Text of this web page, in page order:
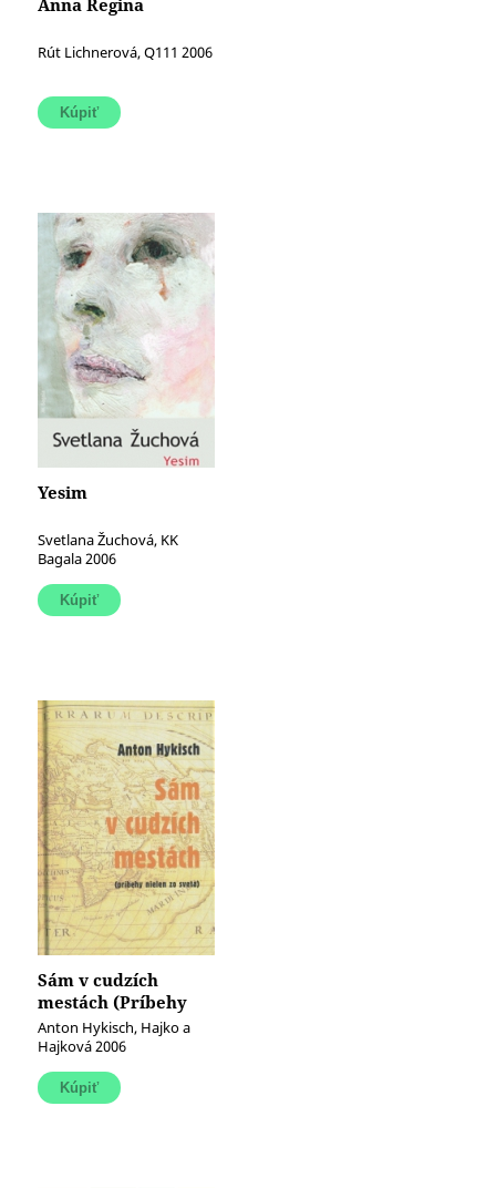
Anna Regina
Rút Lichnerová, Q111 2006
Yesim
Svetlana Žuchová, KK
Bagala 2006
Sám v cudzích
mestách (Príbehy
nielen zo sveta)
Anton Hykisch, Hajko a
Hajková 2006